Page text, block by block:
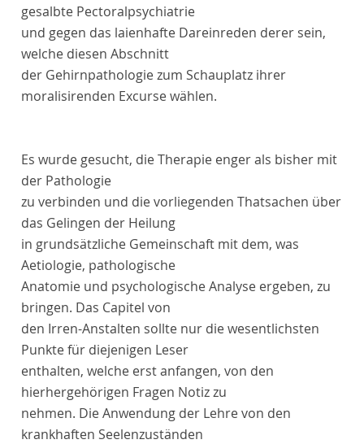
gesalbte Pectoralpsychiatrie
und gegen das laienhafte Dareinreden derer sein,
welche diesen Abschnitt
der Gehirnpathologie zum Schauplatz ihrer
moralisirenden Excurse wählen.
Es wurde gesucht, die Therapie enger als bisher mit
der Pathologie
zu verbinden und die vorliegenden Thatsachen über
das Gelingen der Heilung
in grundsätzliche Gemeinschaft mit dem, was
Aetiologie, pathologische
Anatomie und psychologische Analyse ergeben, zu
bringen. Das Capitel von
den Irren-Anstalten sollte nur die wesentlichsten
Punkte für diejenigen Leser
enthalten, welche erst anfangen, von den
hierhergehörigen Fragen Notiz zu
nehmen. Die Anwendung der Lehre von den
krankhaften Seelenzuständen